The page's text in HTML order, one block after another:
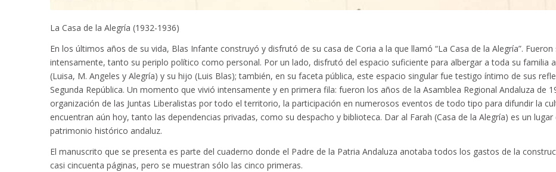
La Casa de la Alegría (1932-1936)
En los últimos años de su vida, Blas Infante construyó y disfrutó de su casa de Coria a la que llamó “La Casa de la Alegría”.
intensamente, tanto su periplo político como personal. Por un lado, disfrutó del espacio suficiente para albergar a toda su familia
(Luisa, M. Angeles y Alegría) y su hijo (Luis Blas); también, en su faceta pública, este espacio singular fue testigo íntimo de sus
Segunda República. Un momento que vivió intensamente y en primera fila: fueron los años de la Asamblea Regional Andaluza de
organización de las Juntas Liberalistas por todo el territorio, la participación en numerosos eventos de todo tipo para difundir la
encuentran aún hoy, tanto las dependencias privadas, como su despacho y biblioteca. Dar al Farah (Casa de la Alegría) es un
patrimonio histórico andaluz.
El manuscrito que se presenta es parte del cuaderno donde el Padre de la Patria Andaluza anotaba todos los gastos de la
casi cincuenta páginas, pero se muestran sólo las cinco primeras.